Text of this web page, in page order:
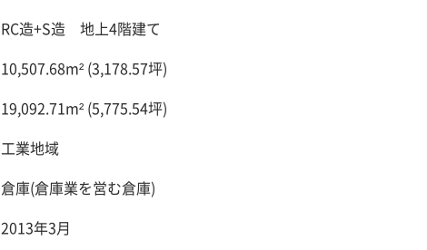
RC造+S造 地上4階建て
10,507.68m² (3,178.57坪)
19,092.71m² (5,775.54坪)
工業地域
倉庫(倉庫業を営む倉庫)
2013年3月